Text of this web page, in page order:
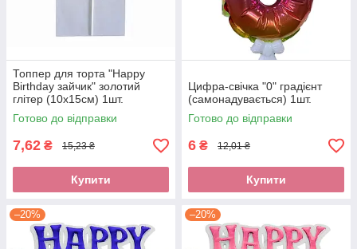
Топпер для торта "Happy
Birthday зайчик" золотий
глітер (10х15см) 1шт.
Готово до відправки
7,62 ₴ 15,23 ₴
Купити
Цифра-свічка "0" градієнт
(самонадувається) 1шт.
Готово до відправки
6 ₴ 12,01 ₴
Купити
–20% –20%